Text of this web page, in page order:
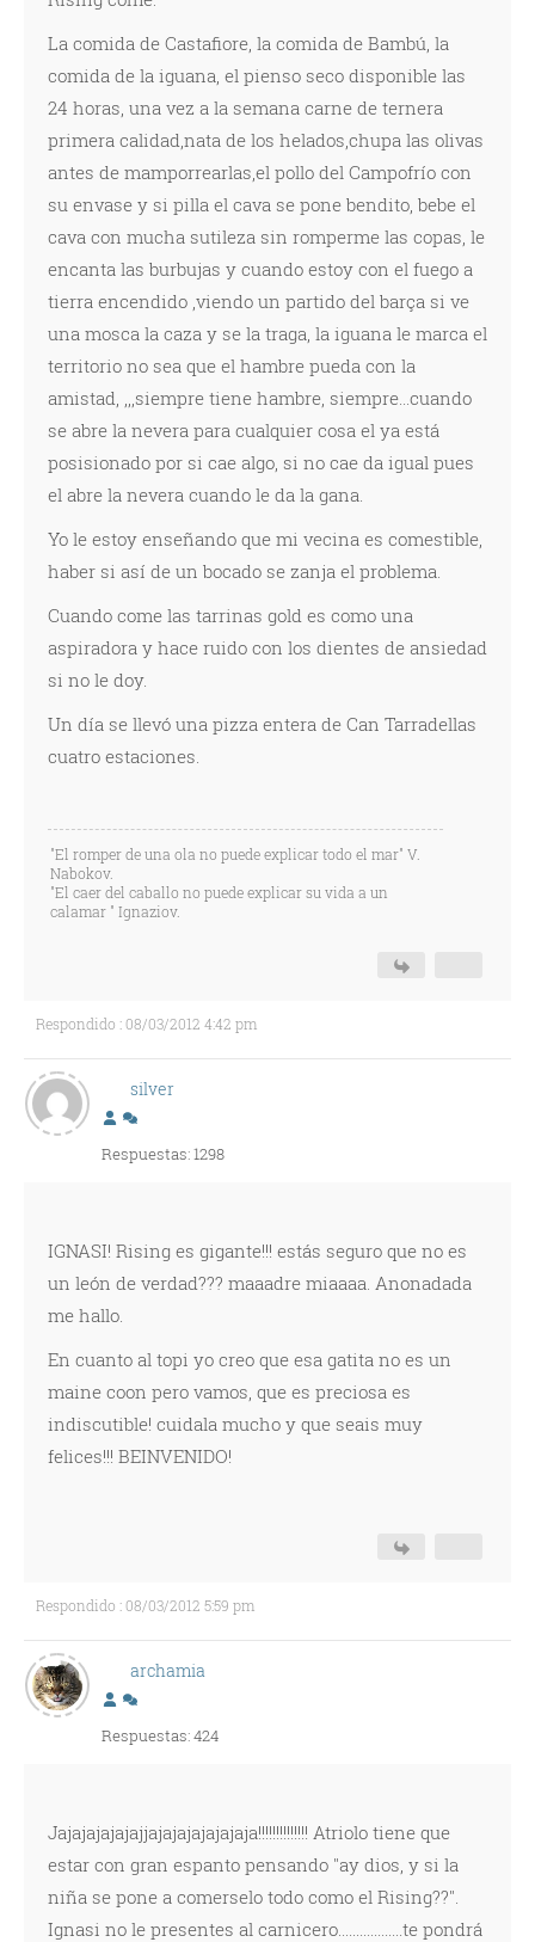
La comida de Castafiore, la comida de Bambú, la
comida de la iguana, el pienso seco disponible las
24 horas, una vez a la semana carne de ternera
primera calidad,nata de los helados,chupa las olivas
antes de mamporrearlas,el pollo del Campofrío con
su envase y si pilla el cava se pone bendito, bebe el
cava con mucha sutileza sin romperme las copas, le
encanta las burbujas y cuando estoy con el fuego a
tierra encendido ,viendo un partido del barça si ve
una mosca la caza y se la traga, la iguana le marca el
territorio no sea que el hambre pueda con la
amistad, ,,,siempre tiene hambre, siempre...cuando
se abre la nevera para cualquier cosa el ya está
posisionado por si cae algo, si no cae da igual pues
el abre la nevera cuando le da la gana.
Yo le estoy enseñando que mi vecina es comestible,
haber si así de un bocado se zanja el problema.
Cuando come las tarrinas gold es como una
aspiradora y hace ruido con los dientes de ansiedad
si no le doy.
Un día se llevó una pizza entera de Can Tarradellas
cuatro estaciones.
"El romper de una ola no puede explicar todo el mar" V.
Nabokov.
"El caer del caballo no puede explicar su vida a un
calamar " Ignaziov.
Respondido : 08/03/2012 4:42 pm
silver
Respuestas: 1298
IGNASI! Rising es gigante!!! estás seguro que no es
un león de verdad??? maaadre miaaaa. Anonadada
me hallo.
En cuanto al topi yo creo que esa gatita no es un
maine coon pero vamos, que es preciosa es
indiscutible! cuidala mucho y que seais muy
felices!!! BEINVENIDO!
Respondido : 08/03/2012 5:59 pm
archamia
Respuestas: 424
Jajajajajajajjajajajajajajaja!!!!!!!!!!!!!! Atriolo tiene que
estar con gran espanto pensando "ay dios, y si la
niña se pone a comerselo todo como el Rising??".
Ignasi no le presentes al carnicero..................te pondrá